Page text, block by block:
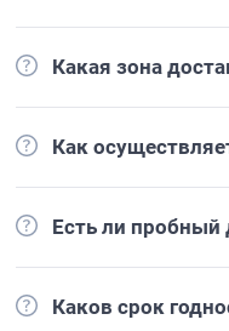
Какая зона
Как
Есть ли пробный
Каков срок